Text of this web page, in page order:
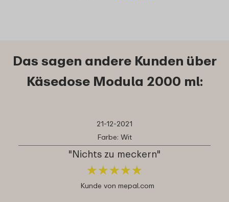
Das sagen andere Kunden über
Käsedose Modula 2000 ml:
21-12-2021
Farbe: Wit
"Nichts zu meckern"
★★★★★
★★★★★
Kunde von mepal.com